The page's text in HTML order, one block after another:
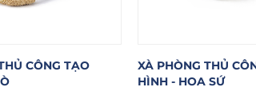
TẠO
XÀ PHÒNG THỦ CÔNG TẠO
HÌNH - HOA SỨ